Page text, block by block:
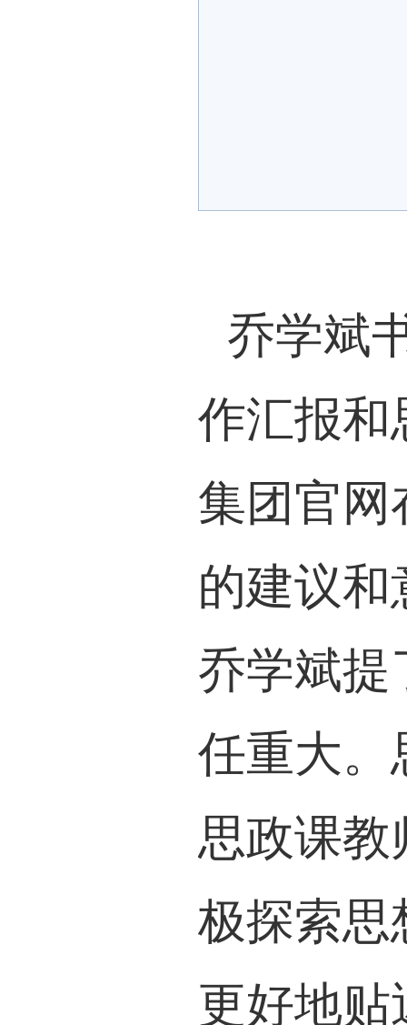
乔学斌
作汇报和
集团官网
的建议
乔学斌提
任重大。
思政课教
极探索思
更好地贴